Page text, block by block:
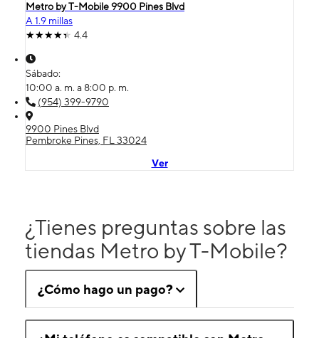
Metro by T-Mobile 9900 Pines Blvd
A 1.9 millas
4.4
Sábado:
10:00 a. m. a 8:00 p. m.
(954) 399-9790
9900 Pines Blvd
Pembroke Pines, FL 33024
Ver
¿Tienes preguntas sobre las
tiendas Metro by T-Mobile?
¿Cómo hago un pago?